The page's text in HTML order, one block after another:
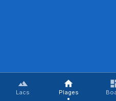
Lacs Plages